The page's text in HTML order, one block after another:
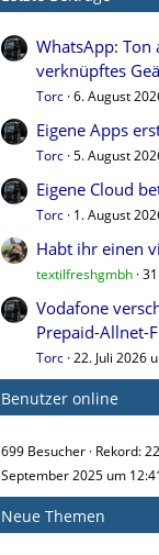
WhatsApp: Ton
verknüpftes
Torc 6. August
Eigene Apps
Torc 5. August
Eigene Cloud
Torc 1. August
Habt ihr einen
textilfreshgmbh
Vodafone
Prepaid-Allnet-
Torc 22. Juli 2026
Benutzer online
699 Besucher Rekord:
September 2025 um
Neue Themen